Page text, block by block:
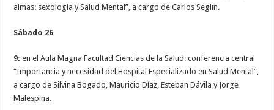
almas: sexología y Salud Mental”, a cargo de Carlos Seglin.
Sábado 26
9: en el Aula Magna Facultad Ciencias de la Salud: conferencia central
“Importancia y necesidad del Hospital Especializado en Salud Mental”,
a cargo de Silvina Bogado, Mauricio Díaz, Esteban Dávila y Jorge
Malespina.